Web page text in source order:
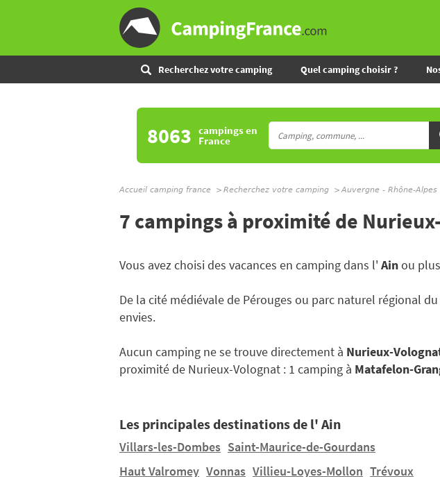
Recherchez votre camping Quel camping choisir ?
8063 campingsen
France
Accueil camping france Recherchez votre camping Auvergne - Rhône-Alpes
7 campings à proximité de
Vous avez choisi des vacances en camping dans l' Ainou
De la cité médiévale de Pérouges ou parc naturel régional
envies.
Aucun camping ne se trouve directement à Nurieux-
proximité de Nurieux-Volognat : 1 camping à Matafelon-
Les principales destinations de l' Ain
Villars-les-Dombes Saint-Maurice-de-Gourdans
Haut Valromey Vonnas Villieu-Loyes-Mollon Trévoux